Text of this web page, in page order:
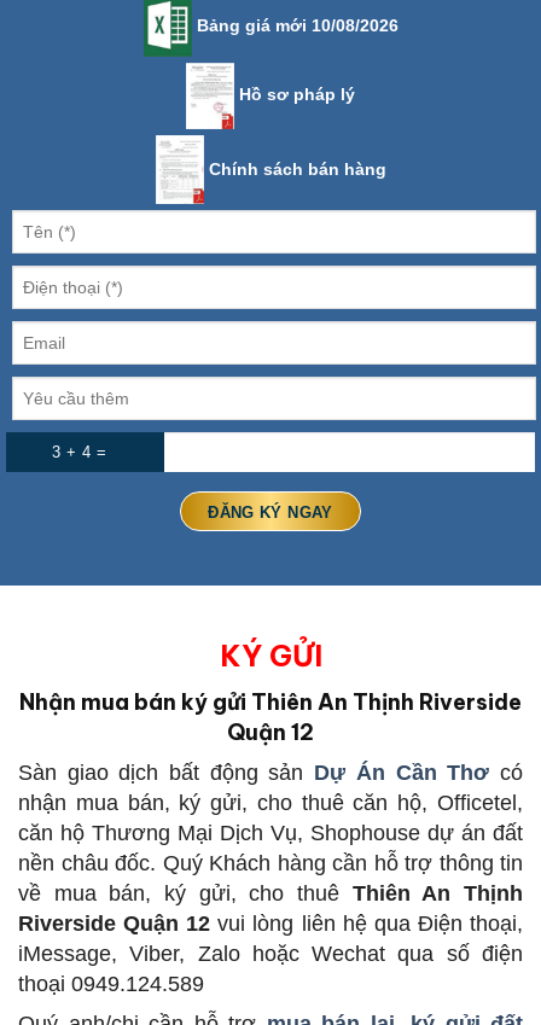
Bảng giá mới 10/08/2026
Hồ sơ pháp lý
Chính sách bán hàng
3 + 4 =
KÝ GỬI
Nhận mua bán ký gửi Thiên An Thịnh Riverside
Quận 12
Sàn giao dịch bất động sản Dự Án Cần Thơ có
nhận mua bán, ký gửi, cho thuê căn hộ, Officetel,
căn hộ Thương Mại Dịch Vụ, Shophouse dự án đất
nền châu đốc. Quý Khách hàng cần hỗ trợ thông tin
về mua bán, ký gửi, cho thuê Thiên An Thịnh
Riverside Quận 12 vui lòng liên hệ qua Điện thoại,
iMessage, Viber, Zalo hoặc Wechat qua số điện
thoại 0949.124.589